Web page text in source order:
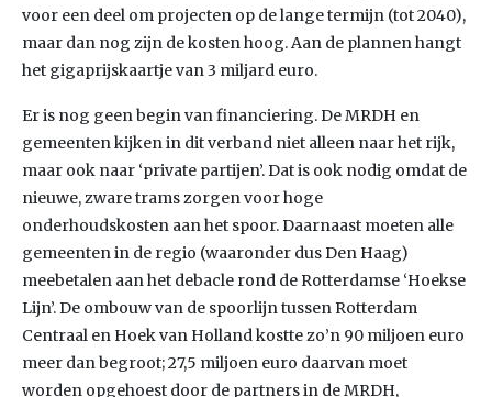
voor een deel om projecten op de lange termijn (tot 2040),
maar dan nog zijn de kosten hoog. Aan de plannen hangt
het gigaprijskaartje van 3 miljard euro.
Er is nog geen begin van financiering. De MRDH en
gemeenten kijken in dit verband niet alleen naar het rijk,
maar ook naar ‘private partijen’. Dat is ook nodig omdat de
nieuwe, zware trams zorgen voor hoge
onderhoudskosten aan het spoor. Daarnaast moeten alle
gemeenten in de regio (waaronder dus Den Haag)
meebetalen aan het debacle rond de Rotterdamse ‘Hoekse
Lijn’. De ombouw van de spoorlijn tussen Rotterdam
Centraal en Hoek van Holland kostte zo’n 90 miljoen euro
meer dan begroot; 27,5 miljoen euro daarvan moet
worden opgehoest door de partners in de MRDH,